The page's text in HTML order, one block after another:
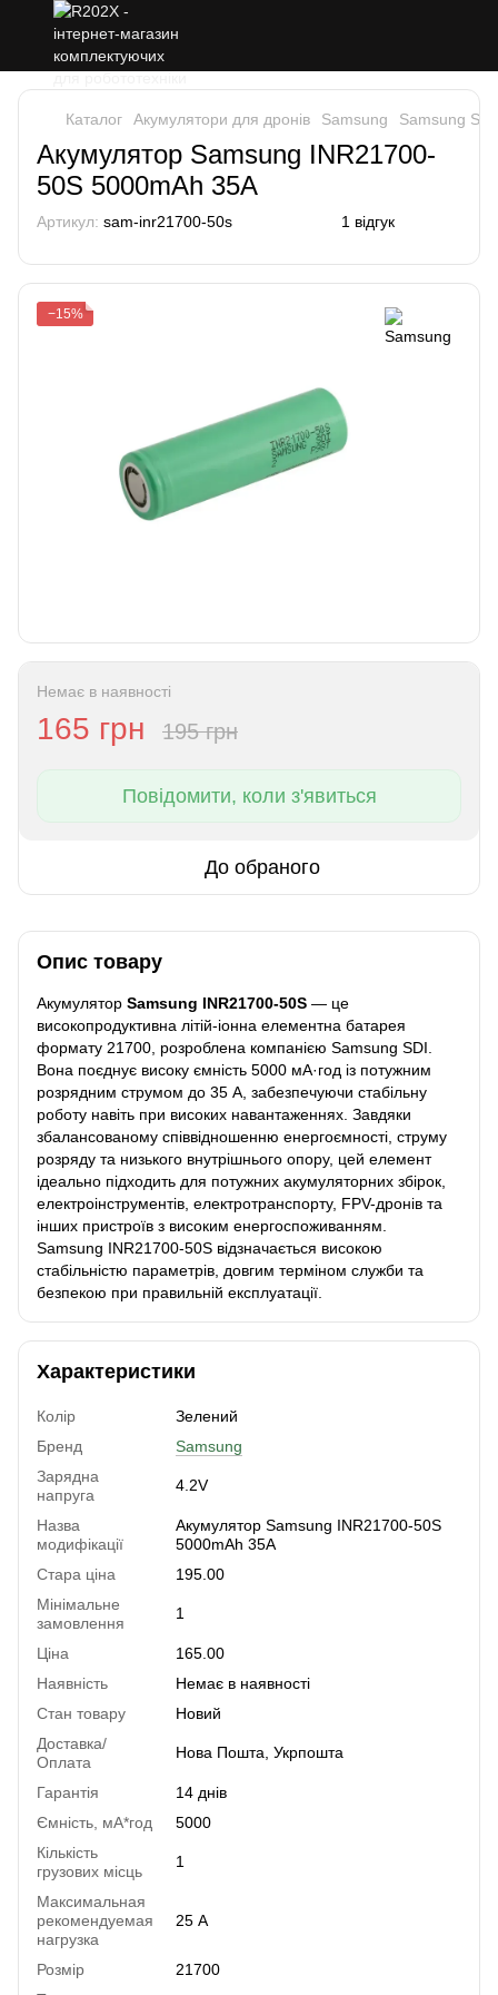
Каталог Акумулятори для дронів Samsung Samsung
Акумулятор Samsung INR21700-
50S 5000mAh 35A
Артикул: sam-inr21700-50s 1 відгук
−15%
Немає в наявності
165 грн 195 грн
Повідомити, коли з'явиться
До обраного
Опис товару
Акумулятор Samsung INR21700-50S — це
високопродуктивна літій-іонна елементна батарея
формату 21700, розроблена компанією Samsung SDI.
Вона поєднує високу ємність 5000 мА·год із потужним
розрядним струмом до 35 А, забезпечуючи стабільну
роботу навіть при високих навантаженнях. Завдяки
збалансованому співвідношенню енергоємності, струму
розряду та низького внутрішнього опору, цей елемент
ідеально підходить для потужних акумуляторних збірок,
електроінструментів, електротранспорту, FPV-дронів та
інших пристроїв з високим енергоспоживанням.
Samsung INR21700-50S відзначається високою
стабільністю параметрів, довгим терміном служби та
безпекою при правильній експлуатації.
Характеристики
Колір
Зелений
Бренд
Samsung
Зарядна
напруга
4.2V
Назва
модифікації
Акумулятор Samsung INR21700-50S
5000mAh 35A
Стара ціна
195.00
Мінімальне
замовлення
1
Ціна
165.00
Наявність
Немає в наявності
Стан товару
Новий
Доставка/
Оплата
Нова Пошта, Укрпошта
Гарантія
14 днів
Ємність, мА*год
5000
Кількість
грузових місць
1
Максимальная
рекомендуемая
нагрузка
25 А
Розмір
21700